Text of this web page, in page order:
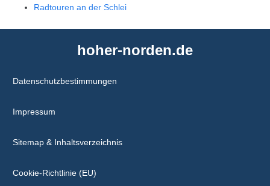
Radtouren an der Schlei
hoher-norden.de
Datenschutzbestimmungen
Impressum
Sitemap & Inhaltsverzeichnis
Cookie-Richtlinie (EU)